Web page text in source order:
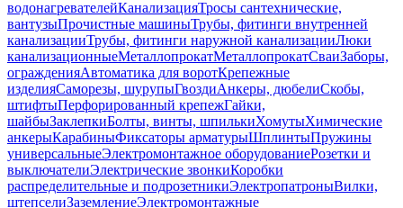
водонагревателейКанализацияТросы сантехнические,
вантузыПрочистные машиныТрубы, фитинги внутренней
канализацииТрубы, фитинги наружной канализацииЛюки
канализационныеМеталлопрокатМеталлопрокатСваиЗаборы,
огражденияАвтоматика для воротКрепежные
изделияСаморезы, шурупыГвоздиАнкеры, дюбелиСкобы,
штифтыПерфорированный крепежГайки,
шайбыЗаклепкиБолты, винты, шпилькиХомутыХимические
анкерыКарабиныФиксаторы арматурыШплинтыПружины
универсальныеЭлектромонтажное оборудованиеРозетки и
выключателиЭлектрические звонкиКоробки
распределительные и подрозетникиЭлектропатроныВилки,
штепселиЗаземлениеЭлектромонтажные